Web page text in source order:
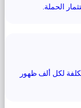
الحملة.
لكل ألف ظهور